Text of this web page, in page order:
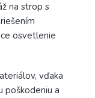
na strop s
osvetlenie
vďaka
poškodeniu a